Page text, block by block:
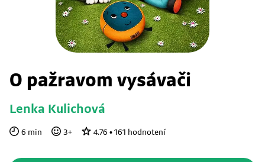
O pažravom vysávači
Lenka Kulichová
6 min 3+ 4.76 • 161 hodnotení